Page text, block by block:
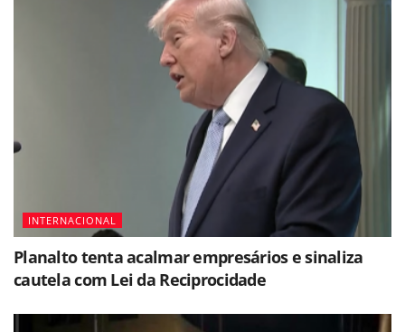
INTERNACIONAL
Planalto tenta acalmar empresários e sinaliza
cautela com Lei da Reciprocidade